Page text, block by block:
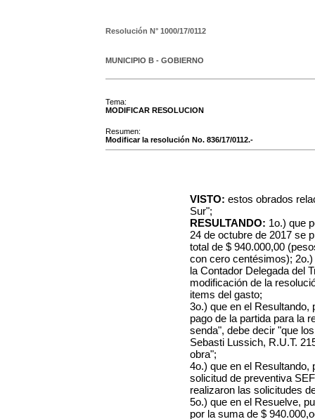
Resolución N° 1000/17/0112
MUNICIPIO B - GOBIERNO
Tema:
MODIFICAR RESOLUCION
Resumen:
Modificar la resolución No. 836/17/0112.-
VISTO: estos obrados
Sur";
RESULTANDO: 1o.) que
24 de octubre de 2017 se
total de $ 940.000,00
con cero centésimos);
la Contador Delegada del
modificación de la
items del gasto;
3o.) que en el Resultando,
pago de la partida para la
senda", debe decir "que
Sebasti Lussich, R.U.T.
obra";
4o.) que en el Resultando,
solicitud de preventiva
realizaron las solicitudes
5o.) que en el Resuelve,
por la suma de $